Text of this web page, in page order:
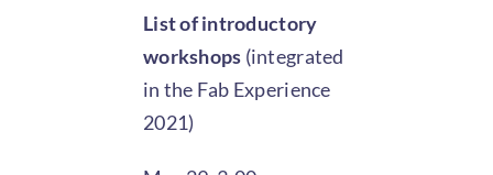
List of introductory
workshops (integrated
in the Fab Experience
2021)